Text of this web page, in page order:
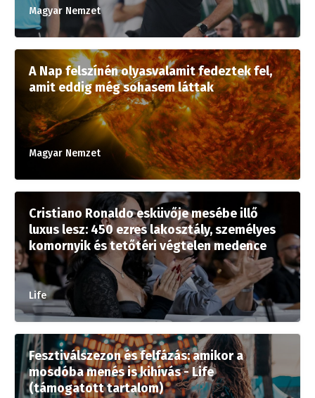
Magyar Nemzet
A Nap felszínén olyasvalamit fedeztek fel,
amit eddig még sohasem láttak
Magyar Nemzet
Cristiano Ronaldo esküvője mesébe illő
luxus lesz: 450 ezres lakosztály, személyes
komornyik és tetőtéri végtelen medence
Life
Fesztiválszezon és felfázás: amikor a
mosdóba menés is kihívás - Life
(támogatott tartalom)